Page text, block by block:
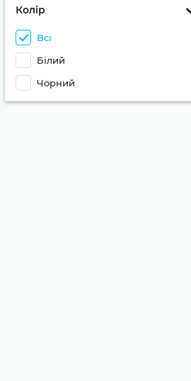
Колір
Всі
Білий
Чорний